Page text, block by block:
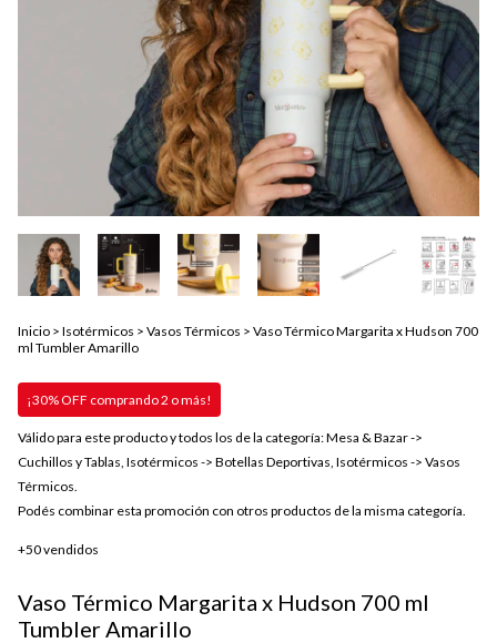
Inicio > Isotérmicos > Vasos Térmicos > Vaso Térmico Margarita x Hudson 700
ml Tumbler Amarillo
¡30% OFF comprando 2 o más!
Válido para este producto y todos los de la categoría: Mesa & Bazar ->
Cuchillos y Tablas, Isotérmicos -> Botellas Deportivas, Isotérmicos -> Vasos
Térmicos.
Podés combinar esta promoción con otros productos de la misma categoría.
+50 vendidos
Vaso Térmico Margarita x Hudson 700 ml
Tumbler Amarillo